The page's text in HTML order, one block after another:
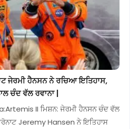
ਜੇਰਮੀ ਹੈਨਸਨ ਨੇ ਰਚਿਆ ਇਤਿਹਾਸ,
ਚੰਦ ਵੱਲ ਰਵਾਨਾ |
II ਮਿਸ਼ਨ: ਜੇਰਮੀ ਹੈਨਸਨ ਚੰਦ ਵੱਲ
Jeremy Hansen ਨੇ ਇਤਿਹਾਸ